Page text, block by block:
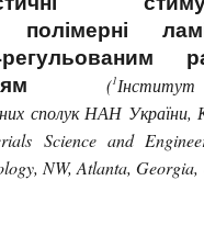
полімерні
регульованим
(1
сполук НАН України,
Science and
NW, Atlanta, Georgia,